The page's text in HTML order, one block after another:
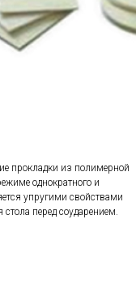
прокладки из полимерной
однократного и
упругими свойствами
перед соударением.